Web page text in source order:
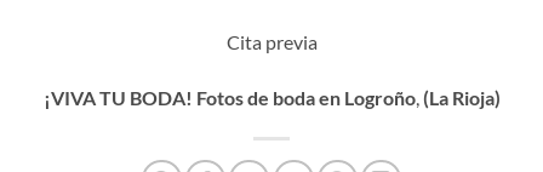
Cita previa
¡VIVA TU BODA! Fotos de bodaen Logroño, (La Rioja)